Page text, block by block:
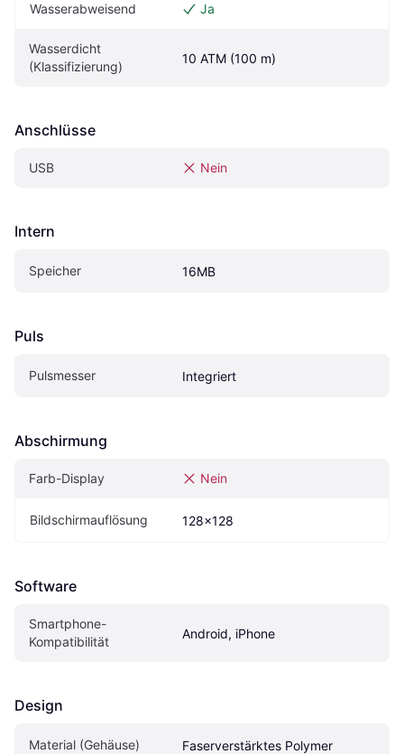
Wasserabweisend Ja
Wasserdicht
(Klassifizierung)
10 ATM (100 m)
Anschlüsse
USB Nein
Intern
Speicher 16MB
Puls
Pulsmesser Integriert
Abschirmung
Farb-Display Nein
Bildschirmauflösung 128x128
Software
Smartphone-
Kompatibilität
Android, iPhone
Design
Material (Gehäuse) Faserverstärktes Polymer